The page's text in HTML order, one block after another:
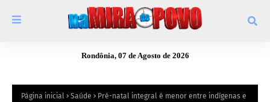
Rondônia, 07 de Agosto de 2026
Página inicial Saúde
Pré-natal integral é menor entre indígenas e